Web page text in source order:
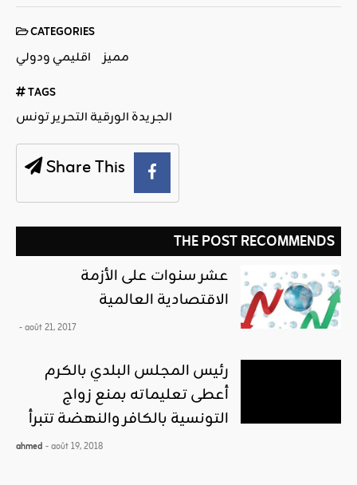
CATEGORIES
اقليمي ودولي مميز
TAGS
الجريدة الورقية التحرير تونس
Share This
THE POST RECOMMENDS
عشر سنوات على الأزمة
الاقتصادية العالمية
- août 21, 2017
رئيس المجلس البلدي بالكرم
أعطى تعليماته بمنع زواج
التونسية بالكافر والنهضة تتبرأ
ahmed - août 19, 2018